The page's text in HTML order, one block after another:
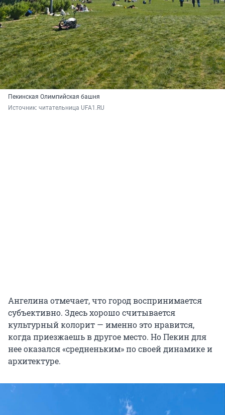
Пекинская Олимпийская башня
Источник: читательница UFA1.RU
Ангелина отмечает, что город воспринимается
субъективно. Здесь хорошо считывается
культурный колорит — именно это нравится,
когда приезжаешь в другое место. Но Пекин для
нее оказался «средненьким» по своей динамике и
архитектуре.